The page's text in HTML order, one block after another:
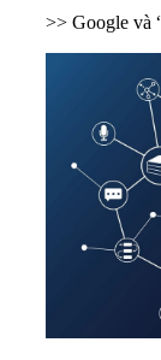
>> Google và